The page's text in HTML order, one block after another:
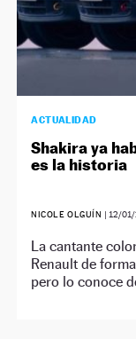
ACTUALIDAD
Shakira ya
es la historia
NICOLE OLGUÍN | 12/
La cantante
Renault de
pero lo conoce